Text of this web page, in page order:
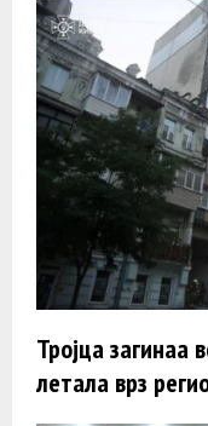
Тројца загинаa
летала врз